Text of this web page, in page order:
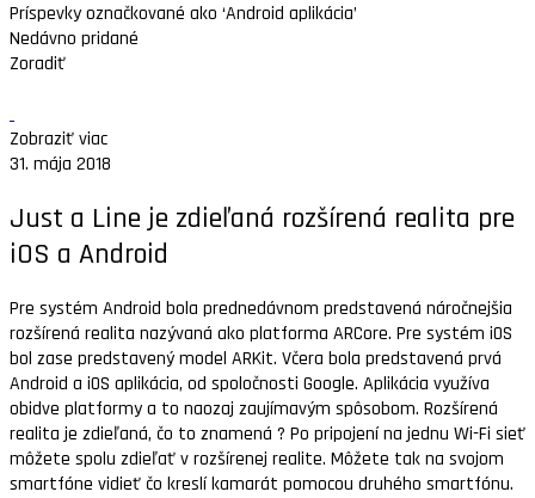
Príspevky označkované ako ‘Android aplikácia’
Nedávno pridané
Zoradiť
Zobraziť viac
31. mája 2018
Just a Line je zdieľaná rozšírená realita pre
iOS a Android
Pre systém Android bola prednedávnom predstavená náročnejšia
rozšírená realita nazývaná ako platforma ARCore. Pre systém iOS
bol zase predstavený model ARKit. Včera bola predstavená prvá
Android a iOS aplikácia, od spoločnosti Google. Aplikácia využíva
obidve platformy a to naozaj zaujímavým spôsobom. Rozšírená
realita je zdieľaná, čo to znamená ? Po pripojení na jednu Wi-Fi sieť
môžete spolu zdieľať v rozšírenej realite. Môžete tak na svojom
smartfóne vidieť čo kreslí kamarát pomocou druhého smartfónu.